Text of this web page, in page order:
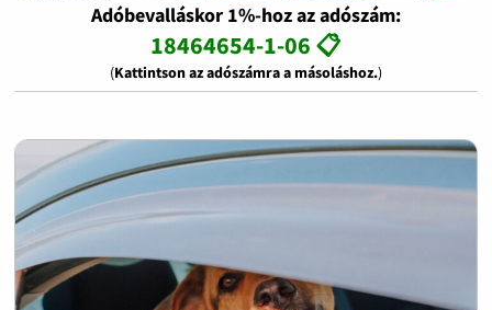
Adóbevalláskor 1%-hoz az adószám:
18464654-1-06 📋
(Kattintson az adószámra a másoláshoz.)